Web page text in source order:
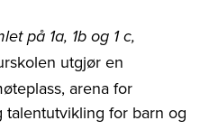
på 1a, 1b og 1 c,
utgjør en
arena for
for barn og